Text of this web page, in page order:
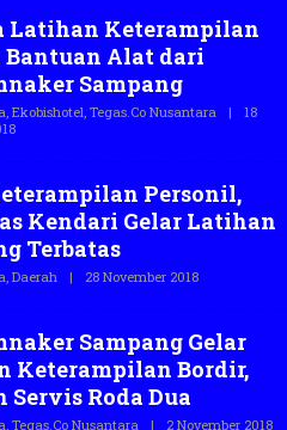
Latihan Keterampilan
Bantuan Alat dari
Sampang
, Ekobishotel, Tegas.co Nusantara |
18
O
E
T
G
A
S
.
O
Personil,
Kendari Gelar Latihan
Terbatas
, Daerah | 28 November 2018O
E
T
G
Sampang Gelar
Keterampilan Bordir,
Servis Roda Dua
, Tegas.co Nusantara | 2 November 2018O